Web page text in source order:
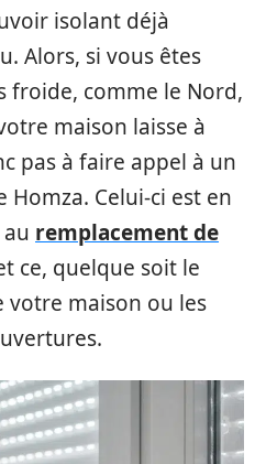
isolant déjà
Alors, si vous êtes
froide, comme le Nord,
maison laisse à
pas à faire appel à un
Celui-ci est en
remplacement de
ce, quelque soit le
votre maison ou les